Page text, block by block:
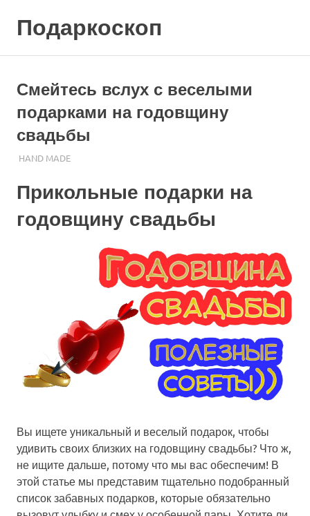
Подаркоскоп
подарить
Смейтесь вслух с веселыми
подарками на годовщину
свадьбы
17.10.2023
ПОДАРЧЕК
HAND MADE
Прикольные подарки на
годовщину свадьбы
Вы ищете уникальный и веселый подарок, чтобы
удивить своих близких на годовщину свадьбы? Что ж,
не ищите дальше, потому что мы вас обеспечим! В
этой статье мы представим тщательно подобранный
список забавных подарков, которые обязательно